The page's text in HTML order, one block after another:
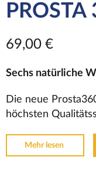
PROSTA
69,00 €
Sechs natürliche
Die neue
höchsten
Mehr lesen